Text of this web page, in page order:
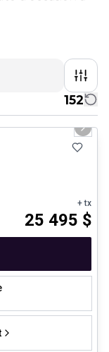
152
1/23
Next
+ tx
25 495 $